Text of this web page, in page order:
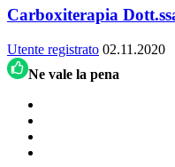
Carboxiterapia
Utente registrato 02.11.2020
Ne vale la pena